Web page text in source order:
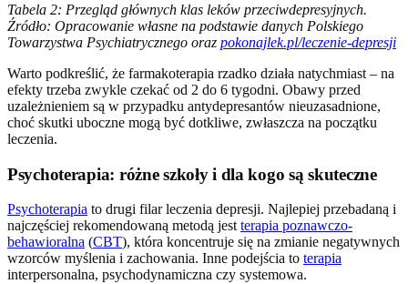
Tabela 2: Przegląd głównych klas leków przeciwdepresyjnych.
Źródło: Opracowanie własne na podstawie danych Polskiego
Towarzystwa Psychiatrycznego oraz pokonajlek.pl/leczenie-depresji
Warto podkreślić, że farmakoterapia rzadko działa natychmiast – na
efekty trzeba zwykle czekać od 2 do 6 tygodni. Obawy przed
uzależnieniem są w przypadku antydepresantów nieuzasadnione,
choć skutki uboczne mogą być dotkliwe, zwłaszcza na początku
leczenia.
Psychoterapia: różne szkoły i dla kogo są skuteczne
Psychoterapia to drugi filar leczenia depresji. Najlepiej przebadaną i
najczęściej rekomendowaną metodą jest terapia poznawczo-
behawioralna (CBT), która koncentruje się na zmianie negatywnych
wzorców myślenia i zachowania. Inne podejścia to terapia
interpersonalna, psychodynamiczna czy systemowa.